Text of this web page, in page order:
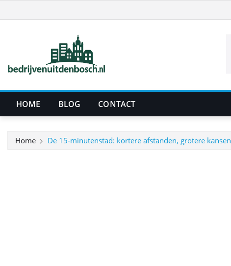
naar
HOME BLOG CONTACT
Home De 15‑minutenstad: kortere afstanden, grotere kansen